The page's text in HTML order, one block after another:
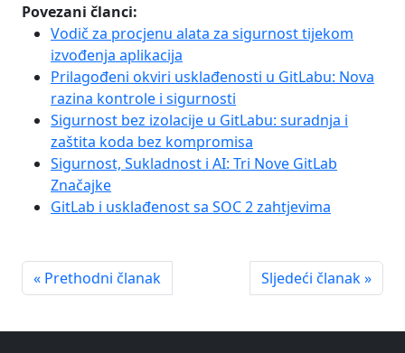
Povezani članci:
Vodič za procjenu alata za sigurnost tijekom
izvođenja aplikacija
Prilagođeni okviri usklađenosti u GitLabu: Nova
razina kontrole i sigurnosti
Sigurnost bez izolacije u GitLabu: suradnja i
zaštita koda bez kompromisa
Sigurnost, Sukladnost i AI: Tri Nove GitLab
Značajke
GitLab i usklađenost sa SOC 2 zahtjevima
« Prethodni članak Sljedeći članak »